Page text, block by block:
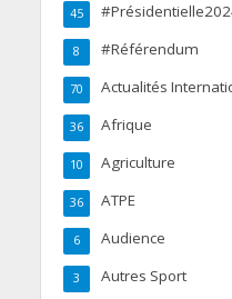
45
#Référendum
8
Actualités
70
Afrique
36
Agriculture
10
ATPE
36
Audience
6
Autres Sport
3